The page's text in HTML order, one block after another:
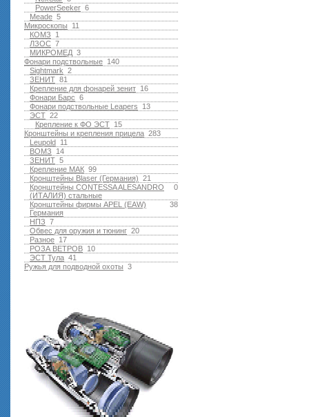
6
PowerSeeker
5
Meade
11
Микроскопы
1
КОМЗ
7
ЛЗОС
3
МИКРОМЕД
140
Фонари подствольные
2
Sightmark
81
ЗЕНИТ
16
Крепление для фонарей зенит
6
Фонари Барс
13
Фонари подствольные Leapers
22
ЭСТ
15
Крепление к ФО ЭСТ
283
Кронштейны и крепления прицела
11
Leupold
14
ВОМЗ
5
ЗЕНИТ
99
Крепление МАК
21
Кронштейны Blaser (Германия)
0
Кронштейны CONTESSA ALESANDRO
(ИТАЛИЯ) стальные
38
Кронштейны фирмы APEL (EAW)
Германия
7
НПЗ
20
Обвес для оружия и тюнинг
17
Разное
10
РОЗА ВЕТРОВ
41
ЭСТ Тула
3
Ружья для подводной оxоты